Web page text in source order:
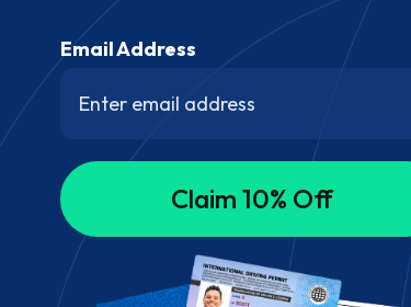
Email Address
Claim 10% Off